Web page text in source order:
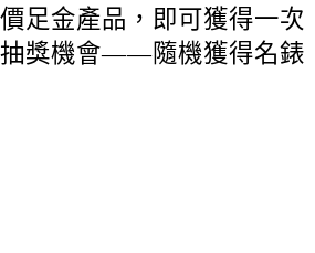
足金產品，即可獲得一次
獎機會——隨機獲得名錶